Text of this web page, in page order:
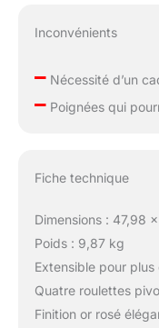
Inconvénients
–Nécessité d’un
–Poignées qui
Fiche technique
Dimensions : 47,98
Poids : 9,87 kg
Extensible pour plus
Quatre roulettes
Finition or rosé